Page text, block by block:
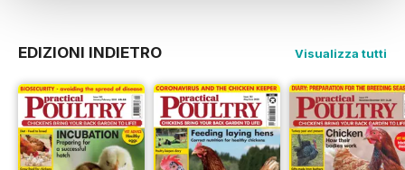
EDIZIONI INDIETRO Visualizza tutti